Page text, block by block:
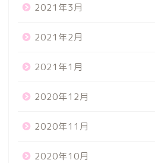
2021年3月
2021年2月
2021年1月
2020年12月
2020年11月
2020年10月